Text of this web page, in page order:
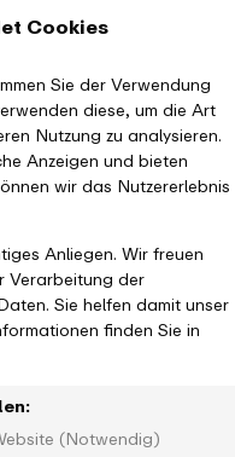
Cookies
Sie der Verwendung
diese, um die Art
Nutzung zu analysieren.
Anzeigen und bieten
wir das Nutzererlebnis
Anliegen. Wir freuen
Verarbeitung der
Sie helfen damit unser
finden Sie in
(Notwendig)
Baustellen im
Leichte